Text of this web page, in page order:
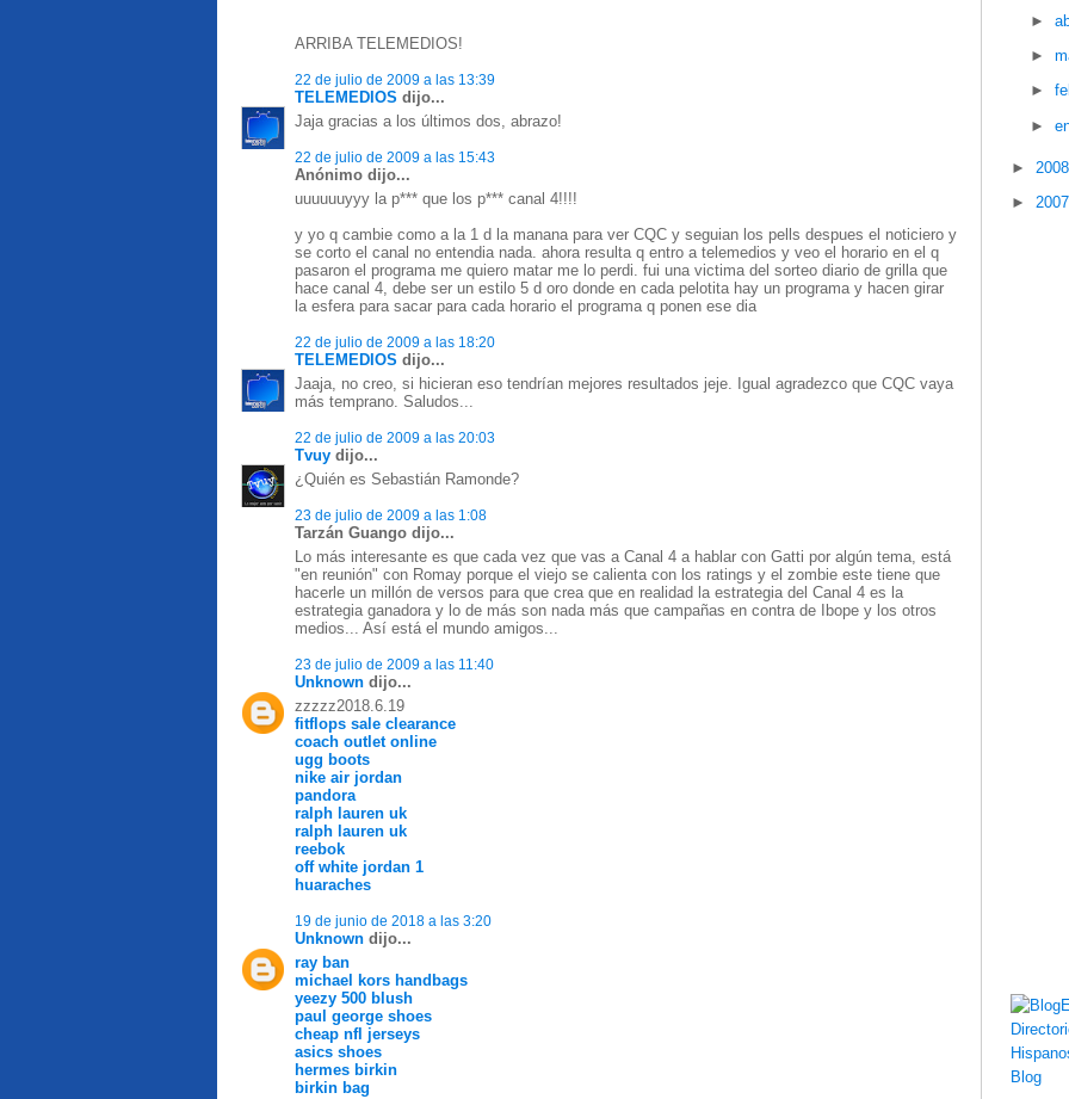
ARRIBA TELEMEDIOS!
22 de julio de 2009 a las 13:39
TELEMEDIOS dijo...
Jaja gracias a los últimos dos, abrazo!
22 de julio de 2009 a las 15:43
Anónimo dijo...
uuuuuuyyy la p*** que los p*** canal 4!!!!
y yo q cambie como a la 1 d la manana para ver CQC y seguian los pells despues el noticiero y
se corto el canal no entendia nada. ahora resulta q entro a telemedios y veo el horario en el q
pasaron el programa me quiero matar me lo perdi. fui una victima del sorteo diario de grilla que
hace canal 4, debe ser un estilo 5 d oro donde en cada pelotita hay un programa y hacen girar
la esfera para sacar para cada horario el programa q ponen ese dia
22 de julio de 2009 a las 18:20
TELEMEDIOS dijo...
Jaaja, no creo, si hicieran eso tendrían mejores resultados jeje. Igual agradezco que CQC vaya
más temprano. Saludos...
22 de julio de 2009 a las 20:03
Tvuy dijo...
¿Quién es Sebastián Ramonde?
23 de julio de 2009 a las 1:08
Tarzán Guango dijo...
Lo más interesante es que cada vez que vas a Canal 4 a hablar con Gatti por algún tema, está
"en reunión" con Romay porque el viejo se calienta con los ratings y el zombie este tiene que
hacerle un millón de versos para que crea que en realidad la estrategia del Canal 4 es la
estrategia ganadora y lo de más son nada más que campañas en contra de Ibope y los otros
medios... Así está el mundo amigos...
23 de julio de 2009 a las 11:40
Unknown dijo...
zzzzz2018.6.19
fitflops sale clearance
coach outlet online
ugg boots
nike air jordan
pandora
ralph lauren uk
ralph lauren uk
reebok
off white jordan 1
huaraches
19 de junio de 2018 a las 3:20
Unknown dijo...
ray ban
michael kors handbags
yeezy 500 blush
paul george shoes
cheap nfl jerseys
asics shoes
hermes birkin
birkin bag
►
►
►
►
►
►